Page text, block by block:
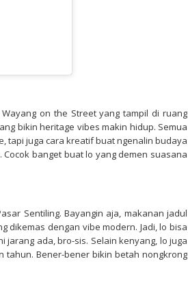
on the Street yang tampil di ruang
bikin heritage vibes makin hidup. Semua
tapi juga cara kreatif buat ngenalin budaya
banget buat lo yang demen suasana
Sentiling. Bayangin aja, makanan jadul
dikemas dengan vibe modern. Jadi, lo bisa
ada, bro-sis. Selain kenyang, lo juga
Bener-bener bikin betah nongkrong